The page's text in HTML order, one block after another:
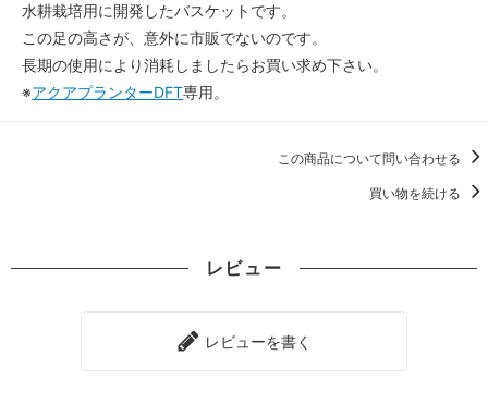
水耕栽培用に開発したバスケットです。
この足の高さが、意外に市販でないのです。
長期の使用により消耗しましたらお買い求め下さい。
※アクアプランターDFT専用。
この商品について問い合わせる
買い物を続ける
レビュー
レビューを書く